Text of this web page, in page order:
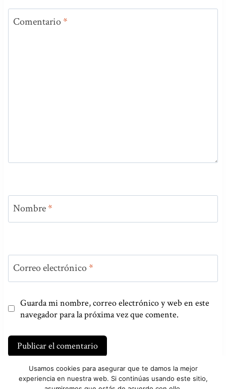
Comentario*
Nombre*
Correo electrónico*
Guarda mi nombre, correo electrónico y web en este
navegador para la próxima vez que comente.
Usamos cookies para asegurar que te damos la mejor
experiencia en nuestra web. Si continúas usando este sitio,